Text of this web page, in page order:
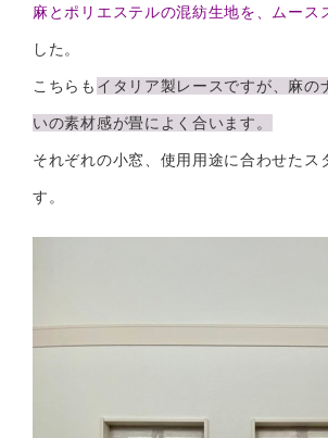
麻とポリエステルの混紡生地を、ムース
した。
こちらも イタリア製レースですが、麻の
いの素材感が畳によく合います。
それぞれの小窓、使用用途に合わせたス
す。